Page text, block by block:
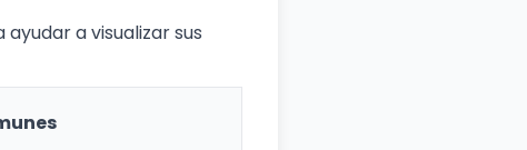
a visualizar sus